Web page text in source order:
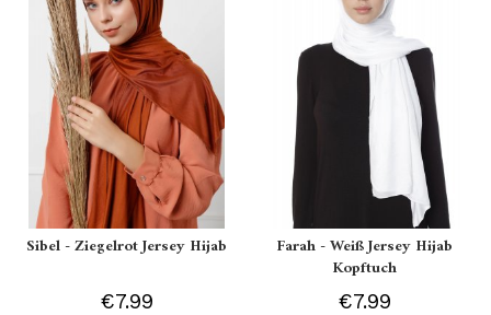
Sibel - Ziegelrot Jersey Hijab
€7.99
Farah - Weiß Jersey Hijab
Kopftuch
€7.99